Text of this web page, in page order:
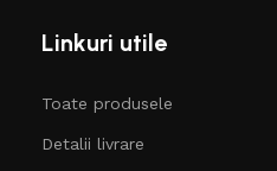
Linkuri utile
Toate produsele
Detalii livrare